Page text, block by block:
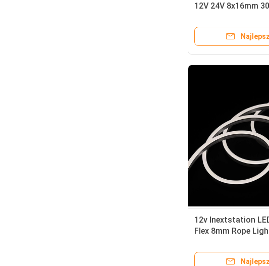
12V 24V 8x16mm
oświetlenia
12v Inextstation
Flex 8mm Rope
zewnątrz